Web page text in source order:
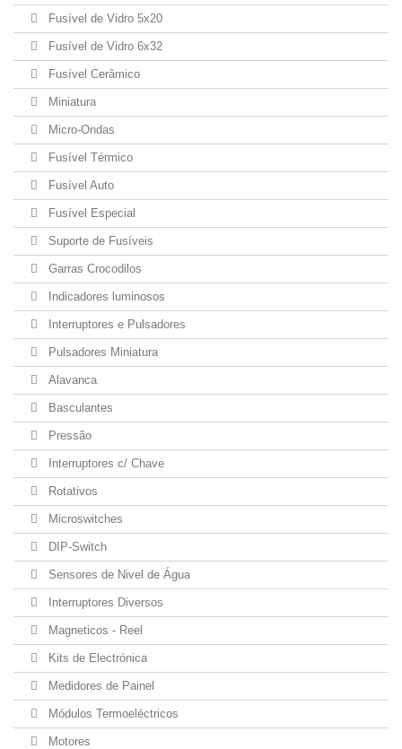
Fusível de Vidro 5x20
Fusível de Vidro 6x32
Fusível Cerâmico
Miniatura
Micro-Ondas
Fusível Térmico
Fusível Auto
Fusível Especial
Suporte de Fusíveis
Garras Crocodilos
Indicadores luminosos
Interruptores e Pulsadores
Pulsadores Miniatura
Alavanca
Basculantes
Pressão
Interruptores c/ Chave
Rotativos
Microswitches
DIP-Switch
Sensores de Nivel de Água
Interruptores Diversos
Magneticos - Reel
Kits de Electrónica
Medidores de Painel
Módulos Termoeléctricos
Motores